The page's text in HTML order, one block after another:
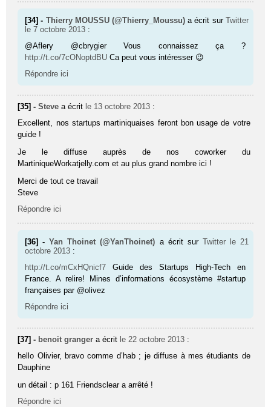
[34] - Thierry MOUSSU (@Thierry_Moussu) a écrit sur Twitter
le 7 octobre 2013 :
@Aflery @cbrygier Vous connaissez ça ?
http://t.co/7cONoptdBU Ca peut vous intéresser 😉
Répondre ici
[35] -Steve a écrit le 13 octobre 2013 :
Excellent, nos startups martiniquaises feront bon usage de votre
guide !
Je le diffuse auprès de nos coworker du
MartiniqueWorkatjelly.com et au plus grand nombre ici !
Merci de tout ce travail
Steve
Répondre ici
[36] -Yan Thoinet (@YanThoinet) a écrit sur Twitter
le 21
octobre 2013 :
http://t.co/mCxHQnicf7 Guide des Startups High-Tech en
France. A relire! Mines d’informations écosystème #startup
françaises par @olivez
Répondre ici
[37] - benoit granger a écrit le 22 octobre 2013 :
hello Olivier, bravo comme d’hab ; je diffuse à mes étudiants de
Dauphine
un détail : p 161 Friendsclear a arrêté !
Répondre ici